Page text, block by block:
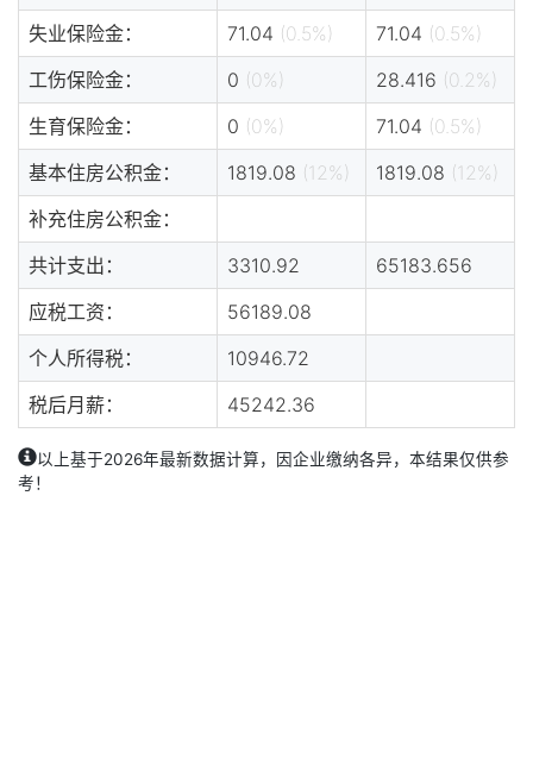
失业保险金：
71.04 (0.5%) 71.04 (0.5%)
工伤保险金：
0 (0%) 28.416 (0.2%)
生育保险金：
0 (0%) 71.04 (0.5%)
基本住房公积金：
1819.08 (12%) 1819.08 (12%)
补充住房公积金：
共计支出：
3310.92
65183.656
应税工资：
56189.08
个人所得税：
10946.72
税后月薪：
45242.36
以上基于2026年最新数据计算，因企业缴纳各异，本结果仅供参
考！